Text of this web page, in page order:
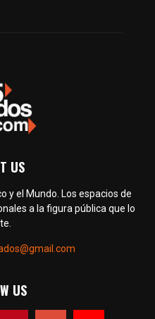
US
y el Mundo. Los espacios de
a la figura pública que lo
US